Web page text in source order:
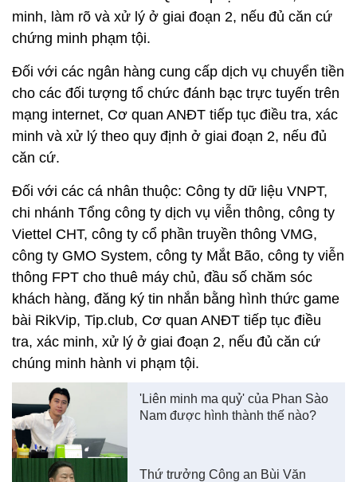
minh, làm rõ và xử lý ở giai đoạn 2, nếu đủ căn cứ
chứng minh phạm tội.
Đối với các ngân hàng cung cấp dịch vụ chuyển tiền
cho các đối tượng tổ chức đánh bạc trực tuyến trên
mạng internet, Cơ quan ANĐT tiếp tục điều tra, xác
minh và xử lý theo quy định ở giai đoạn 2, nếu đủ
căn cứ.
Đối với các cá nhân thuộc: Công ty dữ liệu VNPT,
chi nhánh Tổng công ty dịch vụ viễn thông, công ty
Viettel CHT, công ty cổ phần truyền thông VMG,
công ty GMO System, công ty Mắt Bão, công ty viễn
thông FPT cho thuê máy chủ, đầu số chăm sóc
khách hàng, đăng ký tin nhắn bằng hình thức game
bài RikVip, Tip.club, Cơ quan ANĐT tiếp tục điều
tra, xác minh, xử lý ở giai đoạn 2, nếu đủ căn cứ
chúng minh hành vi phạm tội.
'Liên minh ma quỷ' của Phan Sào
Nam được hình thành thế nào?
Thứ trưởng Công an Bùi Văn